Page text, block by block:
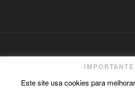
IMPORTANTE
Este site usa cookies para